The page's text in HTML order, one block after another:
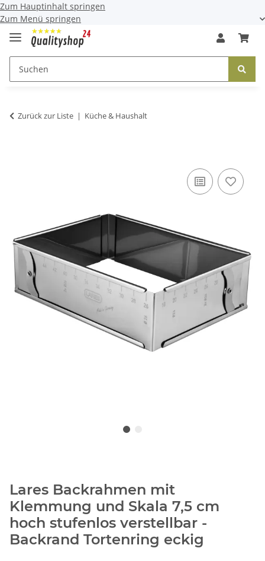
Zum Hauptinhalt springen
Zum Menü springen
Zurück zur Liste Küche & Haushalt
Lares Backrahmen mit
Klemmung und Skala 7,5 cm
hoch stufenlos verstellbar -
Backrand Tortenring eckig